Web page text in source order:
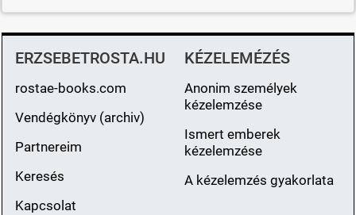
ERZSEBETROSTA.HU
rostae-books.com
Vendégkönyv (archiv)
Partnereim
Keresés
Kapcsolat
KÉZELEMÉZÉS
Anonim személyek
kézelemzése
Ismert emberek
kézelemzése
A kézelemzés gyakorlata